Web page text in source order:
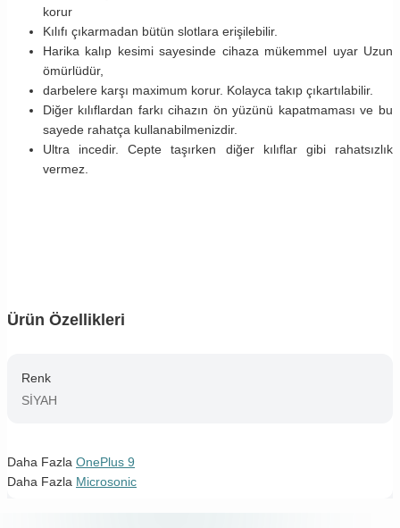
korur
Kılıfı çıkarmadan bütün slotlara erişilebilir.
Harika kalıp kesimi sayesinde cihaza mükemmel uyar Uzun
ömürlüdür,
darbelere karşı maximum korur. Kolayca takıp çıkartılabilir.
Diğer kılıflardan farkı cihazın ön yüzünü kapatmaması ve bu
sayede rahatça kullanabilmenizdir.
Ultra incedir. Cepte taşırken diğer kılıflar gibi rahatsızlık
vermez.
Ürün Özellikleri
Renk
SİYAH
Daha Fazla OnePlus 9
Daha Fazla Microsonic